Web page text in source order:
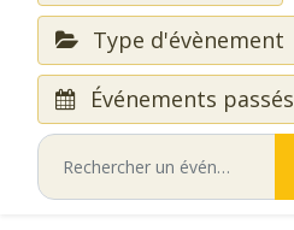
Type d'évènement
Événements passés